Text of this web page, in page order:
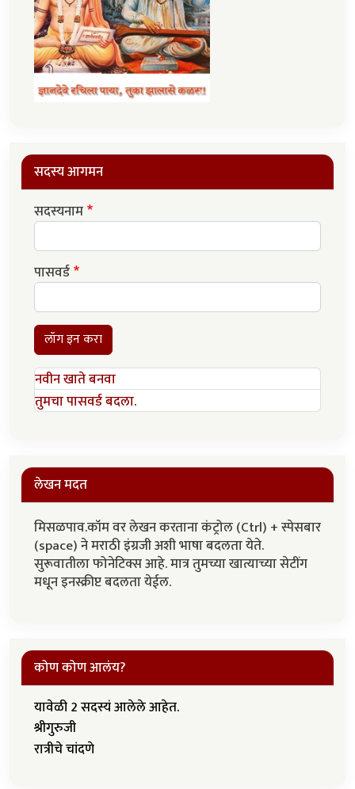
सदस्य आगमन
सदस्यनाम
पासवर्ड
लॉग इन करा
नवीन खाते बनवा
तुमचा पासवर्ड बदला.
लेखन मदत
मिसळपाव.कॉम वर लेखन करताना कंट्रोल (Ctrl) + स्पेसबार
(space) ने मराठी इंग्रजी अशी भाषा बदलता येते.
सुरूवातीला फोनेटिक्स आहे. मात्र तुमच्या खात्याच्या सेटींग
मधून इनस्क्रीप्ट बदलता येईल.
कोण कोण आलंय?
यावेळी 2 सदस्यं आलेले आहेत.
श्रीगुरुजी
रात्रीचे चांदणे